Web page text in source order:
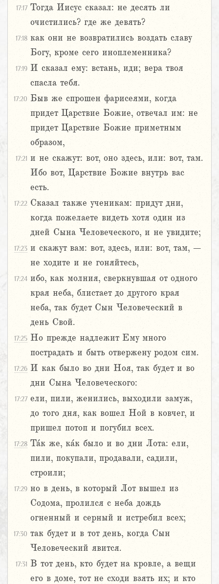
17:17 Тогда Иисус сказал: не десять ли
очистились? где же девять?
17:18 как они не возвратились воздать славу
Богу, кроме сего иноплеменника?
17:19 И сказал ему: встань, иди; вера твоя
спасла тебя.
17:20 Быв же спрошен фарисеями, когда
придет Царствие Божие, отвечал им: не
придет Царствие Божие приметным
образом,
17:21 и не скажут: вот, оно здесь, или: вот, там.
Ибо вот, Царствие Божие внутрь вас
есть.
17:22 Сказал также ученикам: придут дни,
когда пожелаете видеть хотя один из
дней Сына Человеческого, и не увидите;
17:23 и скажут вам: вот, здесь, или: вот, там, –
не ходите и не гоняйтесь,
17:24 ибо, как молния, сверкнувшая от одного
края неба, блистает до другого края
неба, так будет Сын Человеческий в
день Свой.
17:25 Но прежде надлежит Ему много
пострадать и быть отвержену родом сим.
17:26 И как было во дни Ноя, так будет и во
дни Сына Человеческого:
17:27 ели, пили, женились, выходили замуж,
до того дня, как вошел Ной в ковчег, и
пришел потоп и погубил всех.
17:28 Та́к же, ка́к было и во дни Лота: ели,
пили, покупали, продавали, садили,
строили;
17:29 но в день, в который Лот вышел из
Содома, пролился с неба дождь
огненный и серный и истребил всех;
17:30 так будет и в тот день, когда Сын
Человеческий явится.
17:31 В тот день, кто будет на кровле, а вещи
его в доме, тот не сходи взять их; и кто